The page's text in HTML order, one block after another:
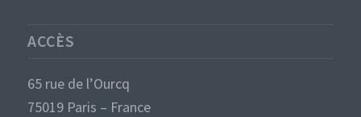
ACCÈS
65 rue de l’Ourcq
75019 Paris – France